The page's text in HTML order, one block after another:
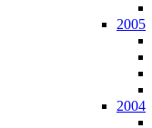
2005
2004